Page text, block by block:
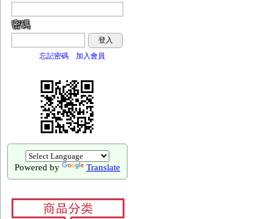
密碼
登入
忘記密碼
加入會員
Powered by Translate